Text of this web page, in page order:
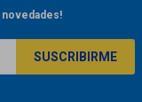
SUSCRIBIRME